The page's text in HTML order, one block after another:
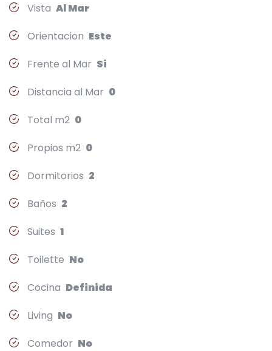
Vista Al Mar
Orientacion Este
Frente al Mar Si
Distancia al Mar 0
Total m2 0
Propios m2 0
Dormitorios 2
Baños 2
Suites 1
Toilette No
Cocina Definida
Living No
Comedor No